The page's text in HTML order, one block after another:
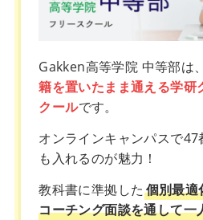
Gakken高等学院 中等部は、
籍を置いたまま通える学研
クールです。
オンラインキャンパスで
も入れるのが魅力！
教科書に準拠した個別最適
コーチング面談を通して一